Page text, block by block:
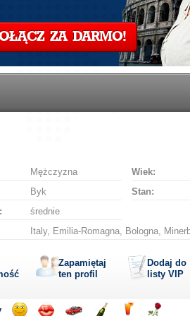
ZA DARMO!
Mężczyzna Wiek:
Byk Stan:
średnie
Italy, Emilia-Romagna, Bologna,
Zapamiętaj
ten profil
Dodaj do
listy VIP